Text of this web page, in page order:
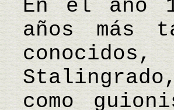
En el año
años más
como